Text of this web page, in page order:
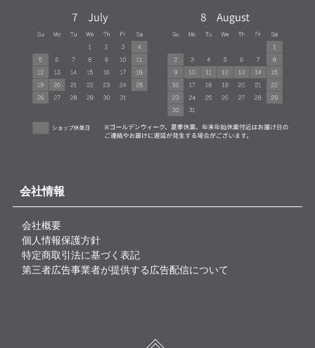
会社情報
会社概要
個人情報保護方針
特定商取引法に基づく表記
第三者広告事業者が提供する広告配信について